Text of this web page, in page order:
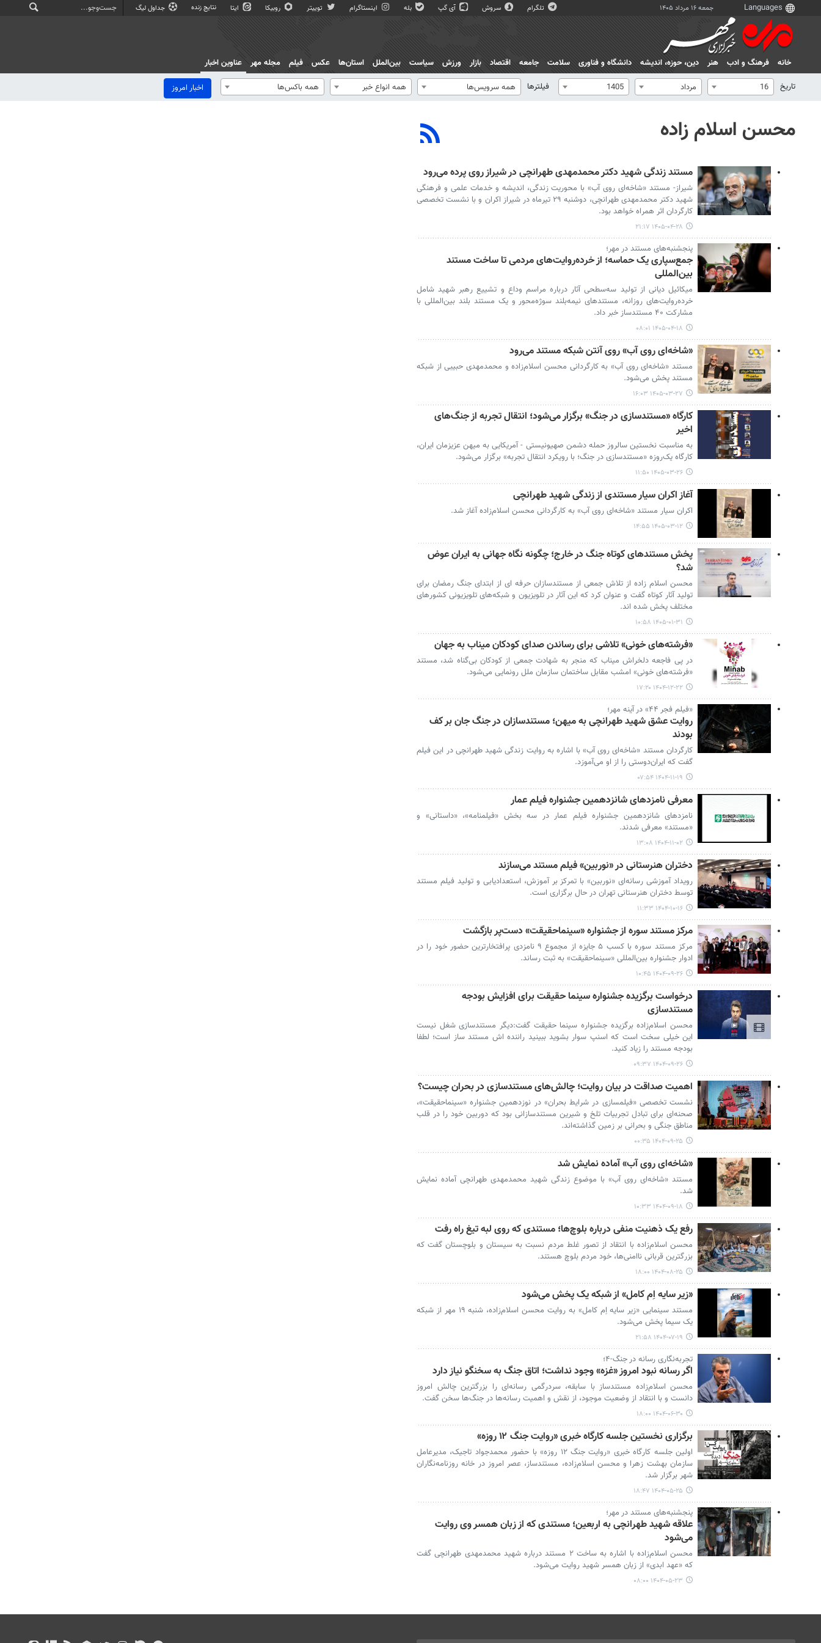
جمعه ۱۶ مرداد ۱۴۰۵ تلگرام سروش آی گپ بله اینستاگرام توییتر روبیکا ایتا نتایج زنده جداول لیگ
خانه فرهنگ و ادب هنر دين، حوزه، انديشه دانشگاه و فناوری سلامت جامعه اقتصاد بازار ورزش سیاست بین‌الملل استان‌ها عکس فیلم مجله مهر
عناوین اخبار
تاریخ
16 مرداد 1405 فیلترها همه سرویس‌ها همه انواع خبر همه باکس‌ها اخبار امروز
محسن اسلام زاده
مستند زندگی شهید دکتر محمدمهدی طهرانچی در شیراز روی پرده می‌رود
شیراز- مستند «شاخه‌ای روی آب» با محوریت زندگی، اندیشه و خدمات علمی و فرهنگی
شهید دکتر محمدمهدی طهرانچی، دوشنبه ۲۹ تیرماه در شیراز اکران و با نشست تخصصی
کارگردان اثر همراه خواهد بود.
۱۴۰۵-۰۴-۲۸ ۲۱:۱۷
پنجشنبه‌های مستند در مهر؛
جمع‌سپاری یک حماسه؛ از خرده‌روایت‌های مردمی تا ساخت مستند
بین‌المللی
میکائیل دیانی از تولید سه‌سطحی آثار درباره مراسم وداع و تشییع رهبر شهید شامل
خرده‌روایت‌های روزانه، مستندهای نیمه‌بلند سوژه‌محور و یک مستند بلند بین‌المللی با
مشارکت ۴۰ مستندساز خبر داد.
۱۴۰۵-۰۴-۱۸ ۰۸:۰۱
«شاخه‌ای روی آب» روی آنتن شبکه مستند می‌رود
مستند «شاخه‌ای روی آب» به کارگردانی محسن اسلام‌زاده و محمدمهدی حبیبی از شبکه
مستند پخش می‌شود.
۱۴۰۵-۰۳-۲۷ ۱۶:۰۳
کارگاه «مستندسازی در جنگ» برگزار می‌شود؛ انتقال تجربه از جنگ‌های
اخیر
به مناسبت نخستین سالروز حمله دشمن صهیونیستی - آمریکایی به میهن عزیزمان ایران،
کارگاه یک‌روزه «مستندسازی در جنگ؛ با رویکرد انتقال تجربه» برگزار می‌شود.
۱۴۰۵-۰۳-۲۶ ۱۱:۵۰
آغاز اکران سیار مستندی از زندگی شهید طهرانچی
اکران سیار مستند «شاخه‌ای روی آب» به کارگردانی محسن اسلام‌زاده آغاز شد.
۱۴۰۵-۰۳-۱۲ ۱۴:۵۵
پخش مستندهای کوتاه جنگ در خارج؛ چگونه نگاه جهانی به ایران عوض
شد؟
محسن اسلام زاده از تلاش جمعی از مستندسازان حرفه ای از ابتدای جنگ رمضان برای
تولید آثار کوتاه گفت و عنوان کرد که این آثار در تلویزیون و شبکه‌های تلویزیونی کشورهای
مختلف پخش شده اند.
۱۴۰۵-۰۱-۳۱ ۱۰:۵۸
«فرشته‌های خونی» تلاشی برای رساندن صدای کودکان میناب به جهان
در پی فاجعه دلخراش میناب که منجر به شهادت جمعی از کودکان بی‌گناه شد، مستند
«فرشته‌های خونی» امشب مقابل ساختمان سازمان ملل رونمایی می‌شود.
۱۴۰۴-۱۲-۲۲ ۱۷:۲۰
«فیلم فجر ۴۴» در آینه مهر؛
روایت عشق شهید طهرانچی به میهن؛ مستندسازان در جنگ جان بر کف
بودند
کارگردان مستند «شاخه‌ای روی آب» با اشاره به روایت زندگی شهید طهرانچی در این فیلم
گفت که ایران‌دوستی را از او می‌آموزد.
۱۴۰۴-۱۱-۱۹ ۰۷:۵۴
معرفی نامزدهای شانزدهمین جشنواره فیلم عمار
نامزدهای شانزدهمین جشنواره فیلم عمار در سه بخش «فیلمنامه»، «داستانی» و
«مستند» معرفی شدند.
۱۴۰۴-۱۱-۰۲ ۱۳:۰۸
دختران هنرستانی در «نوربین» فیلم مستند می‌سازند
رویداد آموزشی رسانه‌ای «نوربین» با تمرکز بر آموزش، استعدادیابی و تولید فیلم مستند
توسط دختران هنرستانی تهران در حال برگزاری است.
۱۴۰۴-۱۰-۱۶ ۱۱:۳۳
مرکز مستند سوره از جشنواره «سینماحقیقت» دست‌پر بازگشت
مرکز مستند سوره با کسب ۵ جایزه از مجموع ۹ نامزدی پرافتخارترین حضور خود را در
ادوار جشنواره بین‌المللی «سینماحقیقت» به ثبت رساند.
۱۴۰۴-۰۹-۲۶ ۱۰:۴۵
درخواست برگزیده جشنواره سینما حقیقت برای افزایش بودجه
مستندسازی
محسن اسلام‌زاده برگزیده جشنواره سینما حقیقت گفت:دیگر مستندسازی شغل نیست
این خیلی سخت است که اسنپ سوار بشوید ببینید راننده اش مستند ساز است؛ لطفا
بودجه مستند را زیاد کنید.
۱۴۰۴-۰۹-۲۶ ۰۹:۳۷
اهمیت صداقت در بیان روایت؛ چالش‌های مستندسازی در بحران چیست؟
نشست تخصصی «فیلمسازی در شرایط بحران» در نوزدهمین جشنواره «سینماحقیقت»،
صحنه‌ای برای تبادل تجربیات تلخ و شیرین مستندسازانی بود که دوربین خود را در قلب
مناطق جنگی و بحرانی بر زمین گذاشته‌اند.
۱۴۰۴-۰۹-۲۵ ۰۰:۳۵
«شاخه‌ای روی آب» آماده نمایش شد
مستند «شاخه‌ای روی آب» با موضوع زندگی شهید محمدمهدی طهرانچی آماده نمایش
شد.
۱۴۰۴-۰۹-۱۸ ۱۰:۳۳
رفع یک ذهنیت منفی درباره بلوچ‌ها؛ مستندی که روی لبه تیغ راه رفت
محسن اسلام‌زاده با انتقاد از تصور غلط مردم نسبت به سیستان و بلوچستان گفت که
بزرگترین قربانی ناامنی‌ها، خود مردم بلوچ هستند.
۱۴۰۴-۰۸-۲۵ ۱۸:۰۰
«زیر سایه اِم کامل» از شبکه یک پخش می‌شود
مستند سینمایی «زیر سایه اِم کامل» به روایت محسن اسلام‌زاده، شنبه ۱۹ مهر از شبکه
یک سیما پخش می‌شود.
۱۴۰۴-۰۷-۱۹ ۲۱:۵۸
تجربه‌نگاری رسانه در جنگ-۴؛
اگر رسانه نبود امروز «غزه‌» وجود نداشت؛ اتاق جنگ به سخنگو نیاز دارد
محسن اسلام‌زاده مستندساز با سابقه، سردرگمی رسانه‌ای را بزرگترین چالش امروز
دانست و با انتقاد از وضعیت موجود، از نقش و اهمیت رسانه‌ها در جنگ‌ها سخن گفت.
۱۴۰۴-۰۶-۳۰ ۱۸:۰۰
برگزاری نخستین جلسه کارگاه خبری «روایت جنگ ۱۲ روزه»
اولین جلسه کارگاه خبری «روایت جنگ ۱۲ روزه» با حضور محمدجواد تاجیک، مدیرعامل
سازمان بهشت زهرا و محسن اسلام‌زاده، مستندساز، عصر امروز در خانه روزنامه‌نگاران
شهر برگزار شد.
۱۴۰۴-۰۵-۲۵ ۱۸:۴۷
پنجشنبه‌های مستند در مهر؛
علاقه شهید طهرانچی به اربعین؛ مستندی که از زبان همسر وی روایت
می‌شود
محسن اسلام‌زاده با اشاره به ساخت ۲ مستند درباره شهید محمدمهدی طهرانچی گفت
که «عهد ابدی» از زبان همسر شهید روایت می‌شود.
۱۴۰۴-۰۵-۲۳ ۰۸:۰۰